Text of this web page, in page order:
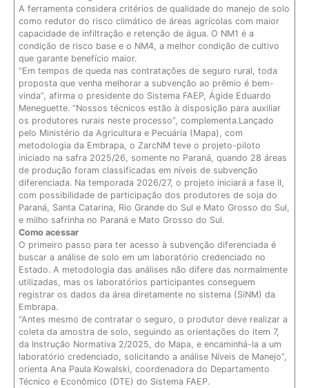
A ferramenta considera critérios de qualidade do manejo de solo
como redutor do risco climático de áreas agrícolas com maior
capacidade de infiltração e retenção de água. O NM1 é a
condição de risco base e o NM4, a melhor condição de cultivo
que garante benefício maior.
“Em tempos de queda nas contratações de seguro rural, toda
proposta que venha melhorar a subvenção ao prêmio é bem-
vinda”, afirma o presidente do Sistema FAEP, Ágide Eduardo
Meneguette. “Nossos técnicos estão à disposição para auxiliar
os produtores rurais neste processo”, complementa.Lançado
pelo Ministério da Agricultura e Pecuária (Mapa), com
metodologia da Embrapa, o ZarcNM teve o projeto-piloto
iniciado na safra 2025/26, somente no Paraná, quando 28 áreas
de produção foram classificadas em níveis de subvenção
diferenciada. Na temporada 2026/27, o projeto iniciará a fase II,
com possibilidade de participação dos produtores de soja do
Paraná, Santa Catarina, Rio Grande do Sul e Mato Grosso do Sul,
e milho safrinha no Paraná e Mato Grosso do Sul.
Como acessar
O primeiro passo para ter acesso à subvenção diferenciada é
buscar a análise de solo em um laboratório credenciado no
Estado. A metodologia das análises não difere das normalmente
utilizadas, mas os laboratórios participantes conseguem
registrar os dados da área diretamente no sistema (SiNM) da
Embrapa.
“Antes mesmo de contratar o seguro, o produtor deve realizar a
coleta da amostra de solo, seguindo as orientações do item 7,
da Instrução Normativa 2/2025, do Mapa, e encaminhá-la a um
laboratório credenciado, solicitando a análise Níveis de Manejo”,
orienta Ana Paula Kowalski, coordenadora do Departamento
Técnico e Econômico (DTE) do Sistema FAEP.